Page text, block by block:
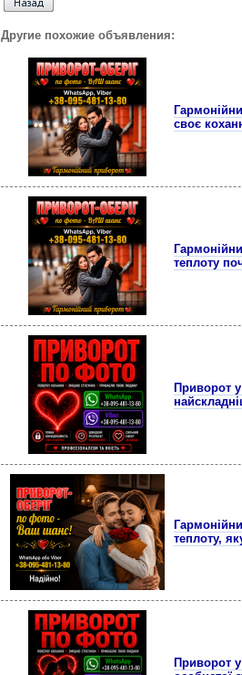
Другие похожие объявления:
своє
теплоту
Приворот
теплоту,
Приворот